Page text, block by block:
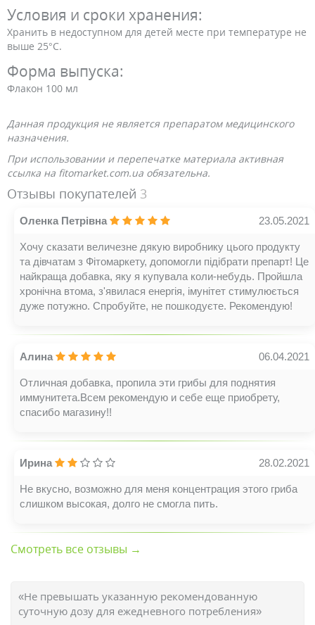
Условия и сроки хранения:
Хранить в недоступном для детей месте при температуре не
выше 25°С.
Форма выпуска:
Флакон 100 мл
Данная продукция не является препаратом медицинского
назначения.
При использовании и перепечатке материала активная
ссылка на fitomarket.com.ua обязательна.
Отзывы покупателей 3
Оленка Петрівна 23.05.2021
Хочу сказати величезне дякую виробнику цього продукту
та дівчатам з Фітомаркету, допомогли підібрати препарт! Це
найкраща добавка, яку я купувала коли-небудь. Пройшла
хронічна втома, з'явилася енергія, імунітет стимулюється
дуже потужно. Спробуйте, не пошкодуєте. Рекомендую!
Алина 06.04.2021
Отличная добавка, пропила эти грибы для поднятия
иммунитета.Всем рекомендую и себе еще приобрету,
спасибо магазину!!
Ирина 28.02.2021
Не вкусно, возможно для меня концентрация этого гриба
слишком высокая, долго не смогла пить.
Смотреть все отзывы →
«Не превышать указанную рекомендованную
суточную дозу для ежедневного потребления»